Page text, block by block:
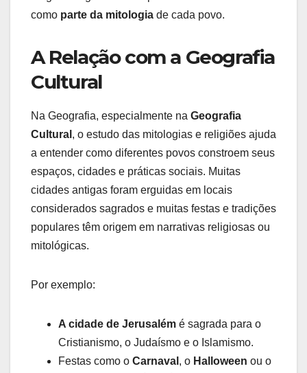
como parte da mitologia de cada povo.
A Relação com a Geografia
Cultural
Na Geografia, especialmente na Geografia
Cultural , o estudo das mitologias e religiões ajuda
a entender como diferentes povos constroem seus
espaços, cidades e práticas sociais. Muitas
cidades antigas foram erguidas em locais
considerados sagrados e muitas festas e tradições
populares têm origem em narrativas religiosas ou
mitológicas.
Por exemplo:
A cidade de Jerusalém é sagrada para o
Cristianismo, o Judaísmo e o Islamismo.
Festas como o Carnaval , o Halloween ou o